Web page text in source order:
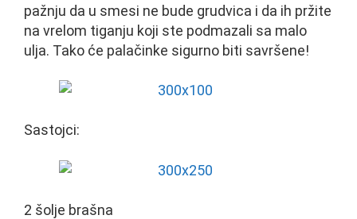
pažnju da u smesi ne bude grudvica i da ih pržite
na vrelom tiganju koji ste podmazali sa malo
ulja. Tako će palačinke sigurno biti savršene!
Sastojci:
2 šolje brašna